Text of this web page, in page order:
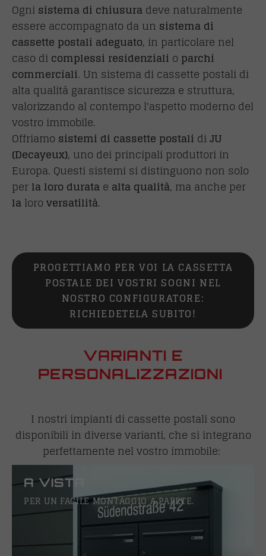
Ognisistema di chiusuradeve naturalmente
essere accompagnato da un sistema di
cassette postali adeguato, in particolare nel
caso dicomplessi residenziali o parchi
commerciali. Un sistema di cassette postali di
alta qualità garantisce sicurezza e struttura,
valorizzando al contempo l'aspetto moderno del
vostro immobile.
Offriamo sistemi di cassette postali diJU
(Decayeux), uno dei principali produttori in
Europa. Questi sistemi si distinguono non solo
perla loro duratae alta qualità, ma anche per
laloroversatilità.
PROGETTIAMO PER VOI LA CASSETTA
POSTALE DEI VOSTRI SOGNI NEL
NOSTRO CONFIGURATORE:
RICHIEDETELA SUBITO!
VARIANTI E
PERSONALIZZAZIONI
I nostri impianti di cassette postali sono
disponibili in diverse varianti, che si integrano
perfettamente nel vostro immobile:
A VISTA
PER UN FACILE MONTAGGIO A PARETE.